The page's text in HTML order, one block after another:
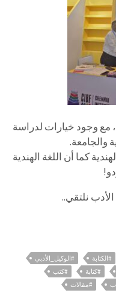
مع وجود خيارات لدراسة
والجامعة.
كما أن اللغة الهندية
نلتقي..
#الكتابة
#الوكيل_الأدبي
#كتابة
#كتب
#مقالات